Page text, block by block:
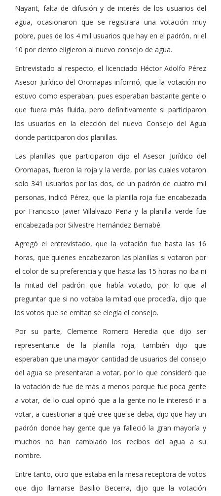
Nayarit, falta de difusión y de interés de los usuarios del
agua, ocasionaron que se registrara una votación muy
pobre, pues de los 4 mil usuarios que hay en el padrón, ni el
10 por ciento eligieron al nuevo consejo de agua.
Entrevistado al respecto, el licenciado Héctor Adolfo Pérez
Asesor Jurídico del Oromapas informó, que la votación no
estuvo como esperaban, pues esperaban bastante gente o
que fuera más fluida, pero definitivamente si participaron
los usuarios en la elección del nuevo Consejo del Agua
donde participaron dos planillas.
Las planillas que participaron dijo el Asesor Jurídico del
Oromapas, fueron la roja y la verde, por las cuales votaron
solo 341 usuarios por las dos, de un padrón de cuatro mil
personas, indicó Pérez, que la planilla roja fue encabezada
por Francisco Javier Villalvazo Peña y la planilla verde fue
encabezada por Silvestre Hernández Bernabé.
Agregó el entrevistado, que la votación fue hasta las 16
horas, que quienes encabezaron las planillas si votaron por
el color de su preferencia y que hasta las 15 horas no iba ni
la mitad del padrón que había votado, por lo que al
preguntar que si no votaba la mitad que procedía, dijo que
los votos que se emitan se elegía el consejo.
Por su parte, Clemente Romero Heredia que dijo ser
representante de la planilla roja, también dijo que
esperaban que una mayor cantidad de usuarios del consejo
del agua se presentaran a votar, por lo que consideró que
la votación de fue de más a menos porque fue poca gente
a votar, de lo cual opinó que a la gente no le interesó ir a
votar, a cuestionar a qué cree que se deba, dijo que hay un
padrón donde hay gente que ya falleció la gran mayoría y
muchos no han cambiado los recibos del agua a su
nombre.
Entre tanto, otro que estaba en la mesa receptora de votos
que dijo llamarse Basilio Becerra, dijo que la votación